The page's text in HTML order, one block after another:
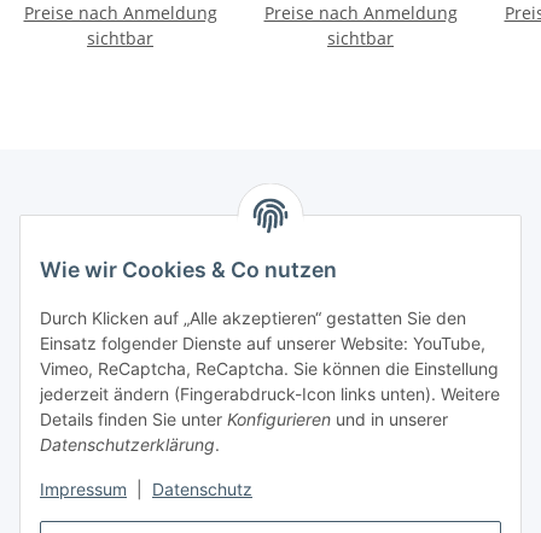
Wie wir Cookies & Co nutzen
Durch Klicken auf „Alle akzeptieren“ gestatten Sie den
Einsatz folgender Dienste auf unserer Website: YouTube,
Vimeo, ReCaptcha, ReCaptcha. Sie können die Einstellung
jederzeit ändern (Fingerabdruck-Icon links unten). Weitere
Details finden Sie unter Konfigurieren und in unserer
Datenschutzerklärung.
Impressum Datenschutz
Buchenholz: Höhe 33
cm, 1 Spatel aus
Preise nach Anmeldung
sichtbar
Preise nach Anmeldung
sichtbar
Marmey Aktionswaren
Markus Meyer
Fritz-Wallis-Str. 13
28832 Achim
Telefon: +4915142420171
E-Mail: verkauf@marmey-aktionswaren.de
Informationen
Gesetzliche Informationen